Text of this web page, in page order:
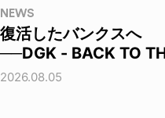
NEWS
復活したバンクスへ
──DGK - BACK TO
2026.08.05